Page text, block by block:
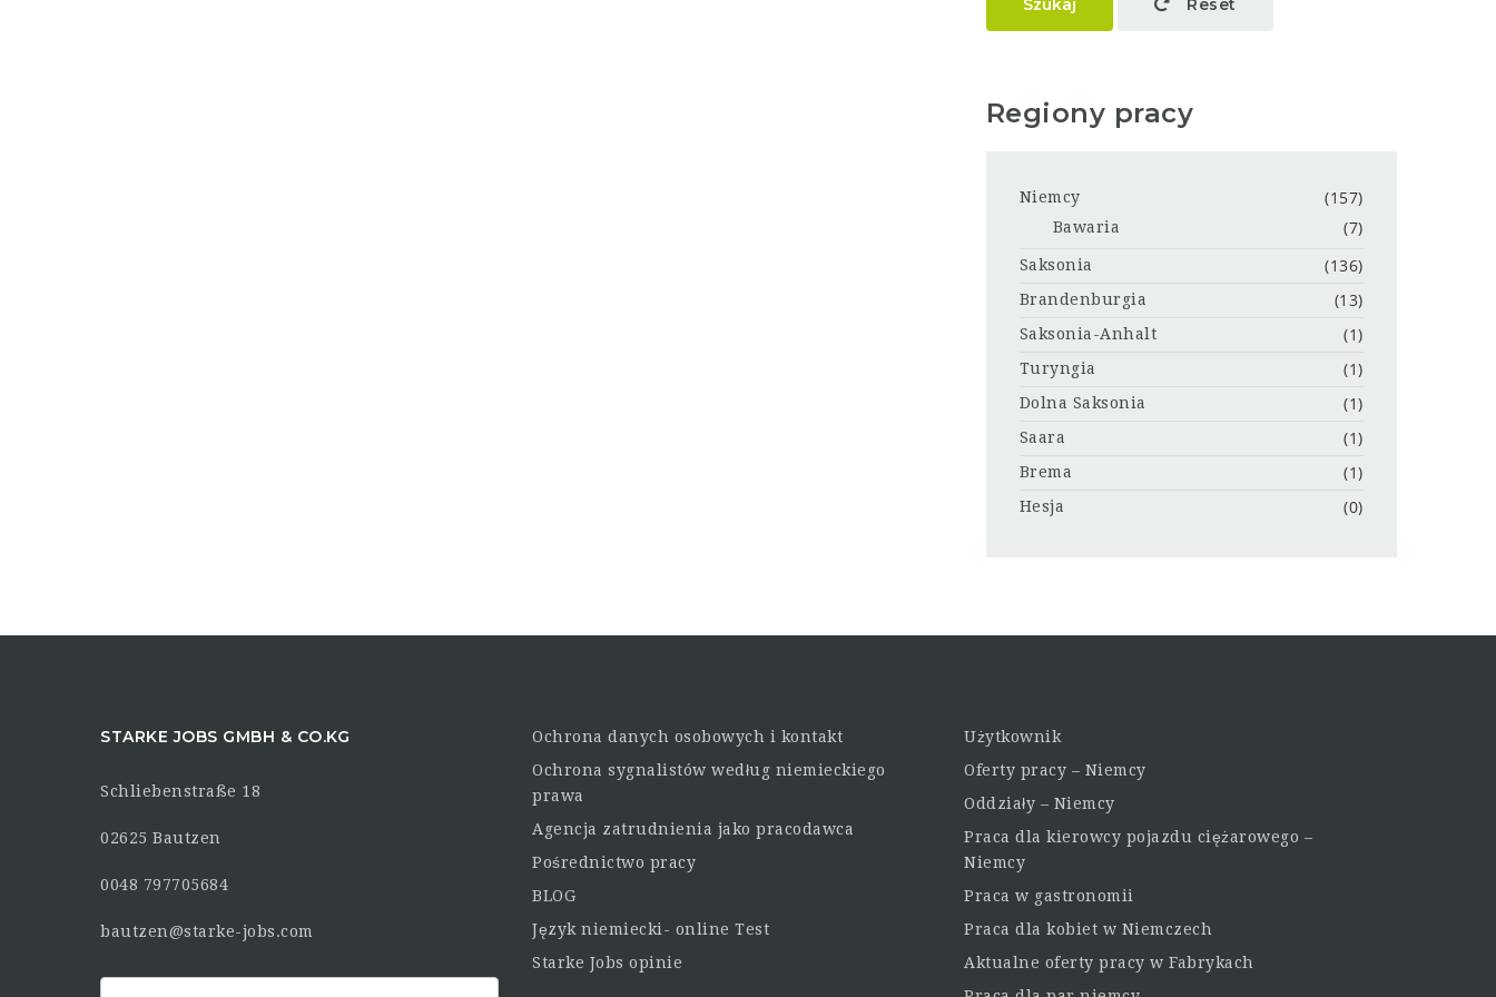
Szukaj Reset
Regiony pracy
Niemcy (157)
Bawaria (7)
Saksonia (136)
Brandenburgia (13)
Saksonia-Anhalt (1)
Turyngia (1)
Dolna Saksonia (1)
Saara (1)
Brema (1)
Hesja (0)
STARKE JOBS GMBH & CO.KG
Schliebenstraße 18
02625 Bautzen
0048 797705684
bautzen@starke-jobs.com
Ochrona danych osobowych i kontakt
Ochrona sygnalistów według niemieckiego
prawa
Agencja zatrudnienia jako pracodawca
Pośrednictwo pracy
BLOG
Język niemiecki- online Test
Starke Jobs opinie
Użytkownik
Oferty pracy – Niemcy
Oddziały – Niemcy
Praca dla kierowcy pojazdu ciężarowego –
Niemcy
Praca w gastronomii
Praca dla kobiet w Niemczech
Aktualne oferty pracy w Fabrykach